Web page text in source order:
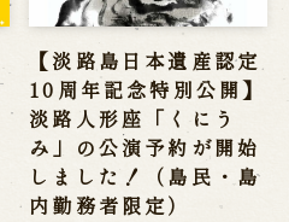
【淡路島日本遺産認定
10周年記念特別公開】
淡路人形座「くにう
み」の公演予約が開始
しました！（島民・島
内勤務者限定）